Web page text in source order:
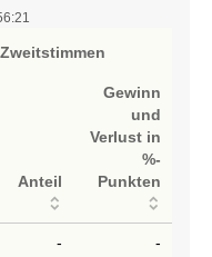
Zweitstimmen
Anteil
Gewinn
und
Verlust in
%-
Punkten
- -